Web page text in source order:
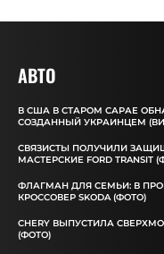
АВТО
В США В СТАРОМ САРАЕ
СОЗДАННЫЙ УКРАИНЦЕМ
СВЯЗИСТЫ ПОЛУЧИЛИ
МАСТЕРСКИЕ FORD TRANSIT
ФЛАГМАН ДЛЯ СЕМЬИ: В
КРОССОВЕР SKODA (ФОТО)
CHERY ВЫПУСТИЛА
(ФОТО)